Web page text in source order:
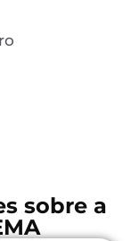
sobre a